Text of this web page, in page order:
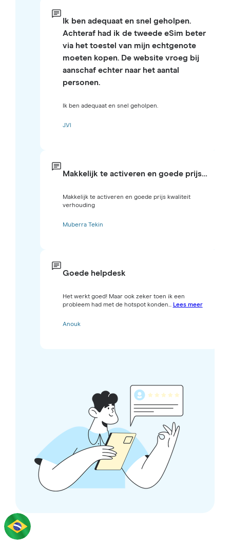
Ik ben adequaat en snel geholpen.
Achteraf had ik de tweede eSim beter
via het toestel van mijn echtgenote
moeten kopen. De website vroeg bij
aanschaf echter naar het aantal
personen.
Ik ben adequaat en snel geholpen.
J.Vl
Makkelijk te activeren en goede prijs…
Makkelijk te activeren en goede prijs kwaliteit
verhouding
Muberra Tekin
Goede helpdesk
Het werkt goed! Maar ook zeker toen ik een
probleem had met de hotspot konden... Lees meer
Anouk